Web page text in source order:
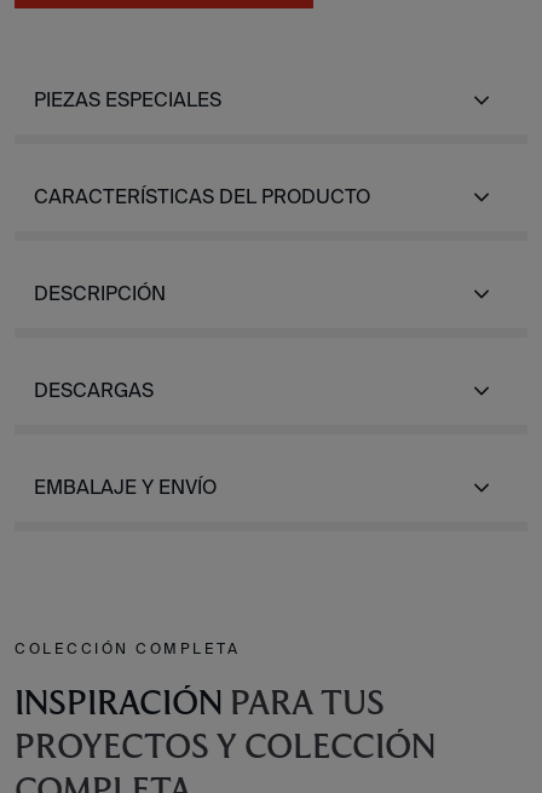
PIEZAS ESPECIALES
CARACTERÍSTICAS DEL PRODUCTO
DESCRIPCIÓN
DESCARGAS
EMBALAJE Y ENVÍO
COLECCIÓN COMPLETA
INSPIRACIÓN PARA TUS
PROYECTOS Y COLECCIÓN